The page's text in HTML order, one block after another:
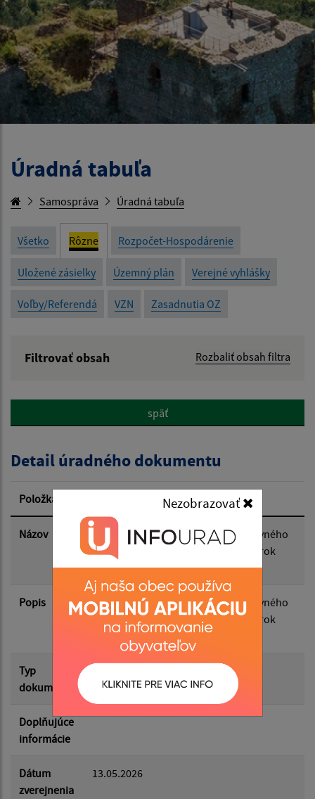
Nezobrazovať
Úradná tabuľa
Samospráva Úradná tabuľa
Všetko Rôzne Rozpočet-Hospodárenie
Uložené zásielky Územný plán Verejné vyhlášky
Voľby/Referendá VZN Zasadnutia OZ
Filtrovať obsah Rozbaliť obsah filtra
Popis:
Dátum zverejnenia od:
Dátum zverejnenia do:
Filtrovať Reset
späť
Detail úradného dokumentu
Položka
Názov
Návrh plánu kontrolnej činnosti hlavného
kontrolóra obce Kapušany na II. polrok
2026
Popis
Návrh plánu kontrolnej činnosti hlavného
kontrolóra obce Kapušany na II. polrok
2026
Typ
dokumentu
Doplňujúce
informácie
Dátum
zverejnenia
13.05.2026